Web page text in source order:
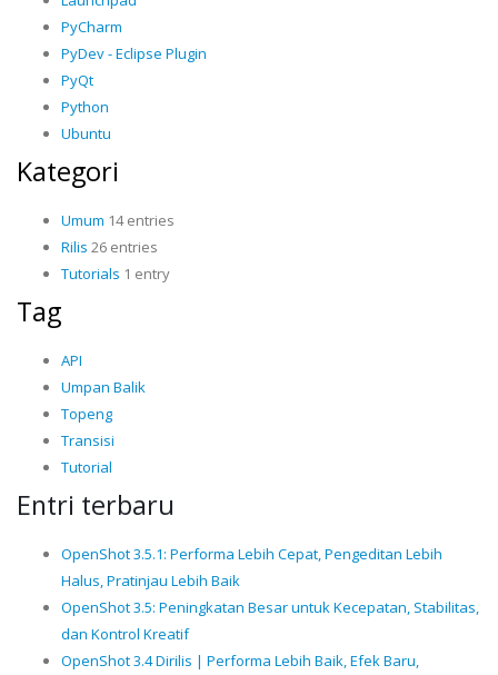
PyCharm
PyDev - Eclipse Plugin
PyQt
Python
Ubuntu
Kategori
Umum 14 entries
Rilis 26 entries
Tutorials 1 entry
Tag
API
Umpan Balik
Topeng
Transisi
Tutorial
Entri terbaru
OpenShot 3.5.1: Performa Lebih Cepat, Pengeditan Lebih
Halus, Pratinjau Lebih Baik
OpenShot 3.5: Peningkatan Besar untuk Kecepatan, Stabilitas,
dan Kontrol Kreatif
OpenShot 3.4 Dirilis | Performa Lebih Baik, Efek Baru,